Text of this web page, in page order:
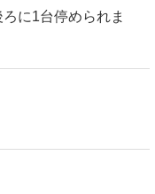
に1台停められま